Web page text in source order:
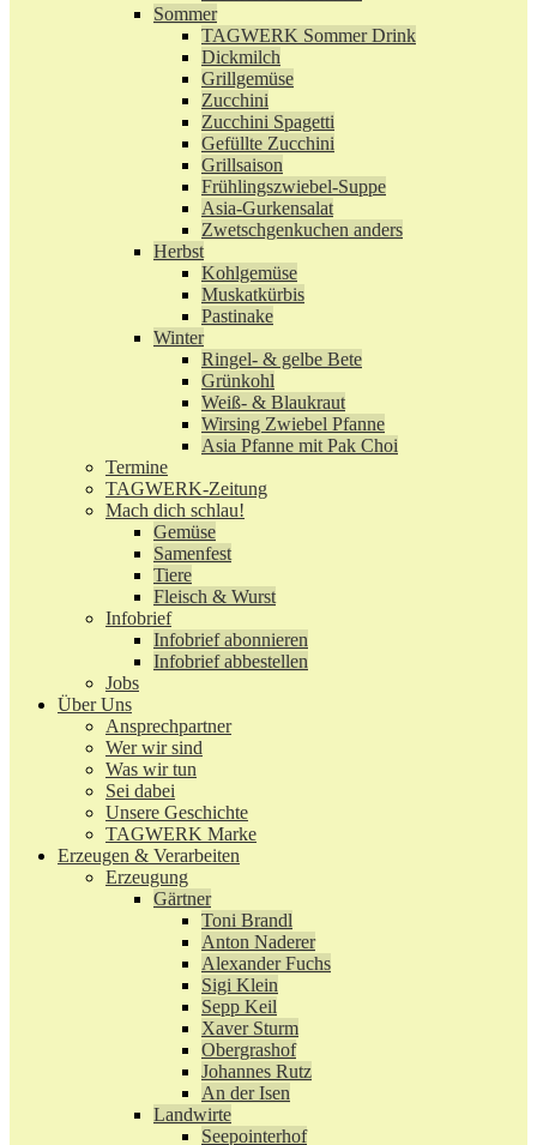
Sommer
TAGWERK Sommer Drink
Dickmilch
Grillgemüse
Zucchini
Zucchini Spagetti
Gefüllte Zucchini
Grillsaison
Frühlingszwiebel-Suppe
Asia-Gurkensalat
Zwetschgenkuchen anders
Herbst
Kohlgemüse
Muskatkürbis
Pastinake
Winter
Ringel- & gelbe Bete
Grünkohl
Weiß- & Blaukraut
Wirsing Zwiebel Pfanne
Asia Pfanne mit Pak Choi
Termine
TAGWERK-Zeitung
Mach dich schlau!
Gemüse
Samenfest
Tiere
Fleisch & Wurst
Infobrief
Infobrief abonnieren
Infobrief abbestellen
Jobs
Über Uns
Ansprechpartner
Wer wir sind
Was wir tun
Sei dabei
Unsere Geschichte
TAGWERK Marke
Erzeugen & Verarbeiten
Erzeugung
Gärtner
Toni Brandl
Anton Naderer
Alexander Fuchs
Sigi Klein
Sepp Keil
Xaver Sturm
Obergrashof
Johannes Rutz
An der Isen
Landwirte
Seepointerhof